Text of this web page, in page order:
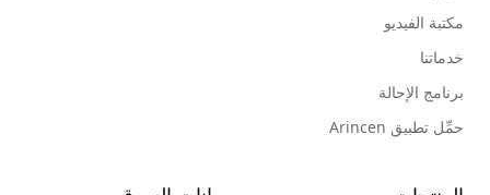
مكتبة الفيديو
خدماتنا
برنامج الإحالة
حمِّل تطبيق Arincen